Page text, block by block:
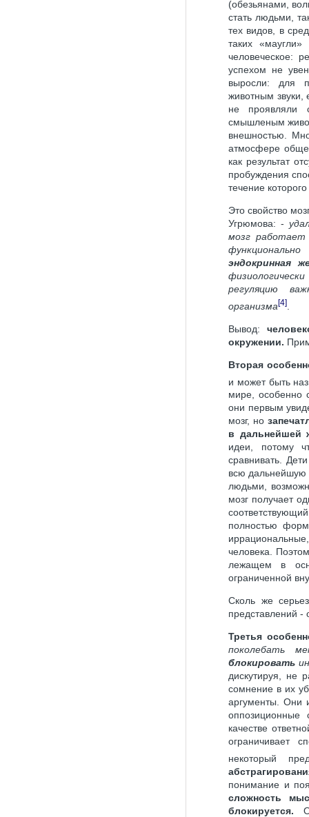
(обезьянами,
стать людьми,
тех видов, в
таких
человеческое:
успехом не
выросли: для
животным звуки,
не проявляли
смышленым
внешностью.
атмосфере
как результат
пробуждения
течение
Это свойство
Угрюмова: -
мозг работает
эндокринная
регуляцию
организма[4]
Вывод:
окружении.
Вторая
и может быть
мире, особенно
они первым
мозг, но
в дальнейшей
идеи, потому
сравнивать.
всю дальнейшую
людьми,
мозг получает
полностью
человека.
лежащем в
ограниченной
Сколь же
представлений
Третья
поколебать
блокировать
дискутируя, не
сомнение в их
аргументы. Они
качестве
ограничивает
некоторый
понимание и
сложность
блокируется.